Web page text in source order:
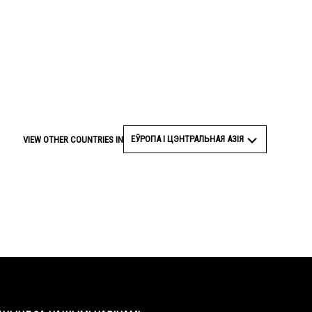
VIEW OTHER COUNTRIES IN ЕЎРОПА І ЦЭНТРАЛЬНАЯ АЗІЯ